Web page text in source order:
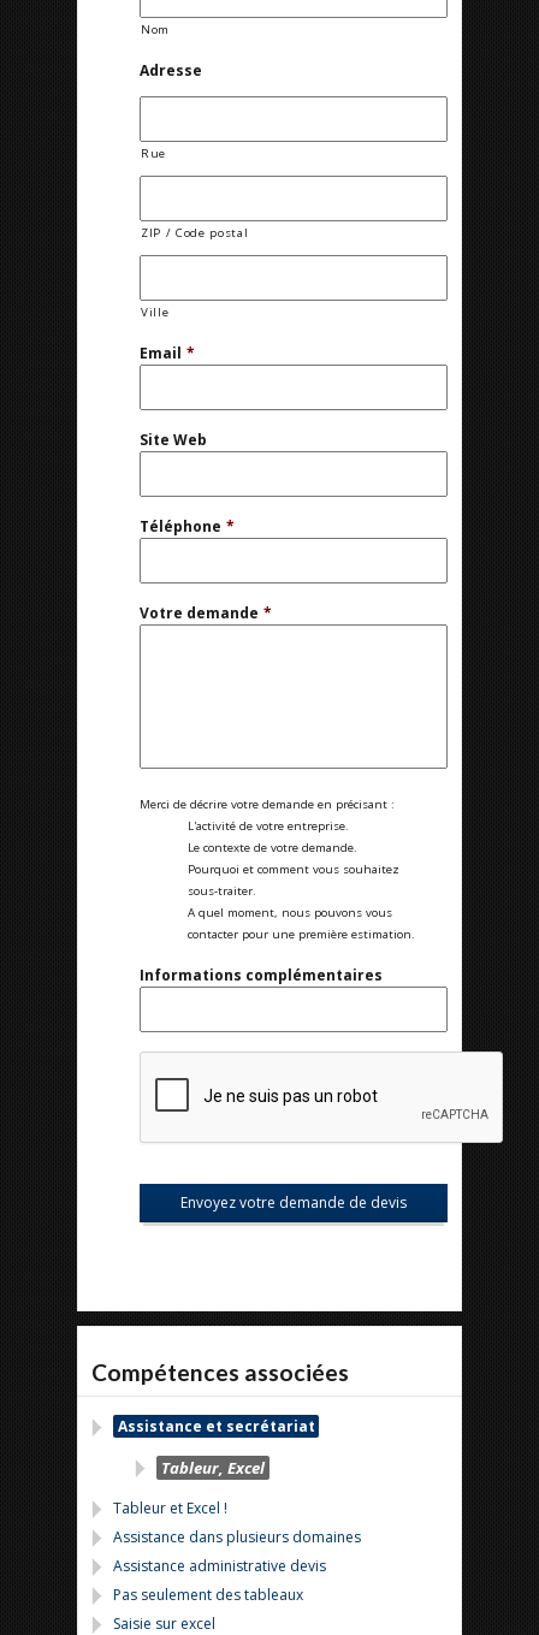
Nom
Adresse
Rue
ZIP / Code postal
Ville
Email *
Site Web
Téléphone *
Votre demande *
Merci de décrire votre demande en précisant :
L'activité de votre entreprise.
Le contexte de votre demande.
Pourquoi et comment vous souhaitez
sous-traiter.
A quel moment, nous pouvons vous
contacter pour une première estimation.
Informations complémentaires
Compétences associées
Assistance et secrétariat
Tableur, Excel
Tableur et Excel !
Assistance dans plusieurs domaines
Assistance administrative devis
Pas seulement des tableaux
Saisie sur excel